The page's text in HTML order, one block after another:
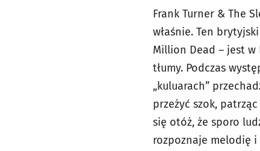
Frank Turner & The
właśnie. Ten
Million Dead – jest w
tłumy. Podczas
„kuluarach”
przeżyć szok,
się otóż, że sporo
rozpoznaje melodię